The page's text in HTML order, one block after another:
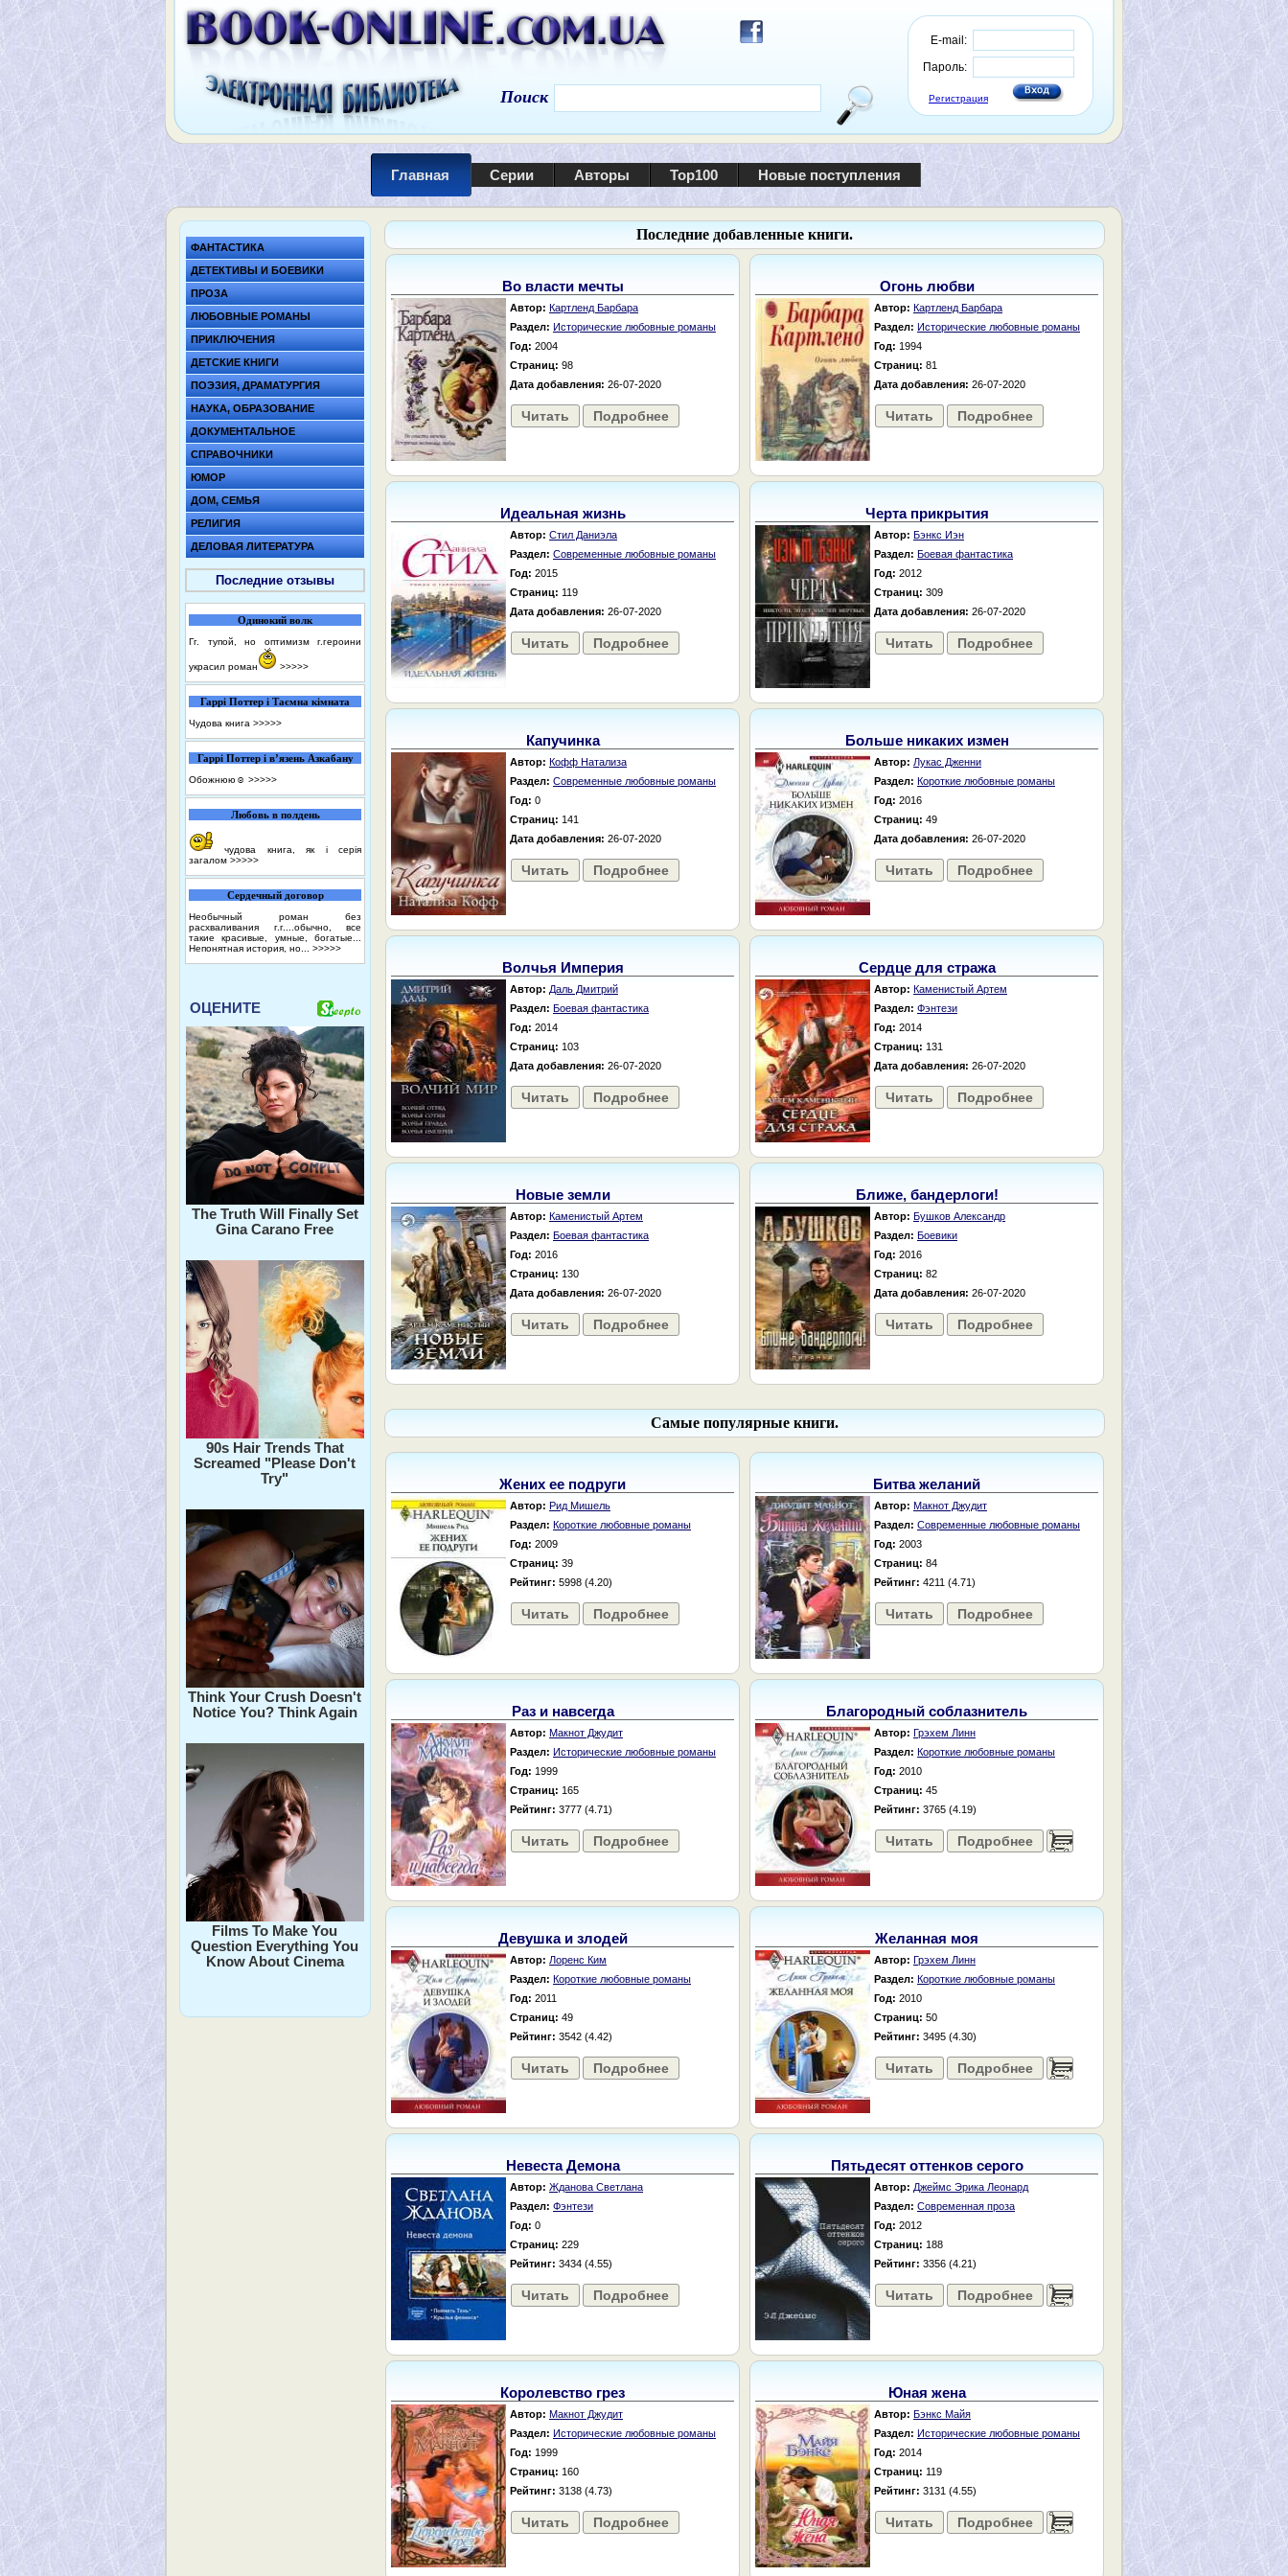
E-mail:
Пароль:
Регистрация
Поиск
Главная Серии Авторы Top100 Новые поступления
ФАНТАСТИКА
ДЕТЕКТИВЫ И БОЕВИКИ
ПРОЗА
ЛЮБОВНЫЕ РОМАНЫ
ПРИКЛЮЧЕНИЯ
ДЕТСКИЕ КНИГИ
ПОЭЗИЯ, ДРАМАТУРГИЯ
НАУКА, ОБРАЗОВАНИЕ
ДОКУМЕНТАЛЬНОЕ
СПРАВОЧНИКИ
ЮМОР
ДОМ, СЕМЬЯ
РЕЛИГИЯ
ДЕЛОВАЯ ЛИТЕРАТУРА
Последние отзывы
Одинокий волк
Гг. тупой, но оптимизм г.героини
украсил роман >>>>>
Гаррі Поттер і Таємна кімната
Чудова книга >>>>>
Гаррі Поттер і в’язень Азкабану
Обожнюю☺️ >>>>>
Любовь в полдень
чудова книга, як і серія
загалом >>>>>
Сердечный договор
Необычный роман без
расхваливания г.г....обычно, все
такие красивые, умные, богатые...
Непонятная история, но... >>>>>
ОЦЕНИТЕ
The Truth Will Finally Set
Gina Carano Free
90s Hair Trends That
Screamed "Please Don't
Try"
Think Your Crush Doesn't
Notice You? Think Again
Films To Make You
Question Everything You
Know About Cinema
Последние добавленные книги.
Во власти мечты
Автор: Картленд Барбара
Раздел: Исторические любовные романы
Год: 2004
Страниц: 98
Дата добавления: 26-07-2020
Читать Подробнее
Огонь любви
Автор: Картленд Барбара
Раздел: Исторические любовные романы
Год: 1994
Страниц: 81
Дата добавления: 26-07-2020
Читать Подробнее
Идеальная жизнь
Автор: Стил Даниэла
Раздел: Современные любовные романы
Год: 2015
Страниц: 119
Дата добавления: 26-07-2020
Читать Подробнее
Черта прикрытия
Автор: Бэнкс Иэн
Раздел: Боевая фантастика
Год: 2012
Страниц: 309
Дата добавления: 26-07-2020
Читать Подробнее
Капучинка
Автор: Кофф Натализа
Раздел: Современные любовные романы
Год: 0
Страниц: 141
Дата добавления: 26-07-2020
Читать Подробнее
Больше никаких измен
Автор: Лукас Дженни
Раздел: Короткие любовные романы
Год: 2016
Страниц: 49
Дата добавления: 26-07-2020
Читать Подробнее
Волчья Империя
Автор: Даль Дмитрий
Раздел: Боевая фантастика
Год: 2014
Страниц: 103
Дата добавления: 26-07-2020
Читать Подробнее
Сердце для стража
Автор: Каменистый Артем
Раздел: Фэнтези
Год: 2014
Страниц: 131
Дата добавления: 26-07-2020
Читать Подробнее
Новые земли
Автор: Каменистый Артем
Раздел: Боевая фантастика
Год: 2016
Страниц: 130
Дата добавления: 26-07-2020
Читать Подробнее
Ближе, бандерлоги!
Автор: Бушков Александр
Раздел: Боевики
Год: 2016
Страниц: 82
Дата добавления: 26-07-2020
Читать Подробнее
Самые популярные книги.
Жених ее подруги
Автор: Рид Мишель
Раздел: Короткие любовные романы
Год: 2009
Страниц: 39
Рейтинг: 5998 (4.20)
Читать Подробнее
Битва желаний
Автор: Макнот Джудит
Раздел: Современные любовные романы
Год: 2003
Страниц: 84
Рейтинг: 4211 (4.71)
Читать Подробнее
Раз и навсегда
Автор: Макнот Джудит
Раздел: Исторические любовные романы
Год: 1999
Страниц: 165
Рейтинг: 3777 (4.71)
Читать Подробнее
Благородный соблазнитель
Автор: Грэхем Линн
Раздел: Короткие любовные романы
Год: 2010
Страниц: 45
Рейтинг: 3765 (4.19)
Читать Подробнее ......
Девушка и злодей
Автор: Лоренс Ким
Раздел: Короткие любовные романы
Год: 2011
Страниц: 49
Рейтинг: 3542 (4.42)
Читать Подробнее
Желанная моя
Автор: Грэхем Линн
Раздел: Короткие любовные романы
Год: 2010
Страниц: 50
Рейтинг: 3495 (4.30)
Читать Подробнее ......
Невеста Демона
Автор: Жданова Светлана
Раздел: Фэнтези
Год: 0
Страниц: 229
Рейтинг: 3434 (4.55)
Читать Подробнее
Пятьдесят оттенков серого
Автор: Джеймс Эрика Леонард
Раздел: Современная проза
Год: 2012
Страниц: 188
Рейтинг: 3356 (4.21)
Читать Подробнее ......
Королевство грез
Автор: Макнот Джудит
Раздел: Исторические любовные романы
Год: 1999
Страниц: 160
Рейтинг: 3138 (4.73)
Читать Подробнее
Юная жена
Автор: Бэнкс Майя
Раздел: Исторические любовные романы
Год: 2014
Страниц: 119
Рейтинг: 3131 (4.55)
Читать Подробнее ......